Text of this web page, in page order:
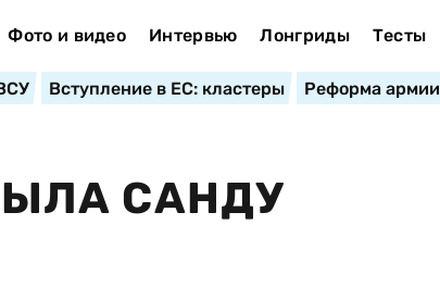
Фото и видео Интервью Лонгриды Тесты
Вступление в ЕС: кластеры Реформа армии
САНДУ